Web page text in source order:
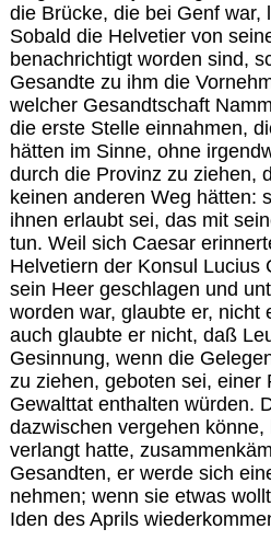
die Brücke, die bei Genf war,
Sobald die Helvetier von
benachrichtigt worden sind,
Gesandte zu ihm die
welcher Gesandtschaft
die erste Stelle einnahmen,
hätten im Sinne, ohne
durch die Provinz zu ziehen,
keinen anderen Weg hätten:
ihnen erlaubt sei, das mit
tun. Weil sich Caesar
Helvetiern der Konsul Lucius
sein Heer geschlagen und
worden war, glaubte er, nicht
auch glaubte er nicht, daß
Gesinnung, wenn die
zu ziehen, geboten sei, einer
Gewalttat enthalten würden.
dazwischen vergehen
verlangt hatte,
Gesandten, er werde sich
nehmen; wenn sie etwas
Iden des Aprils